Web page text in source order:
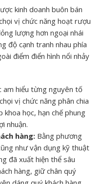
kinh doanh buôn bán
vị chức năng hoạt rượu
lượng hơn ngoại nhái
độ cạnh tranh nhau phía
điểm điển hình nổi nhảy
am hiểu từng nguyên tố
vị chức năng phân chia
học, hạn chế phung
nhuận.
hàng: Bằng phương
như vận dụng kỹ thuật
đã xuất hiện thể sâu
hàng, giữ chân quý